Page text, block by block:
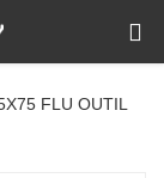
FLU OUTIL